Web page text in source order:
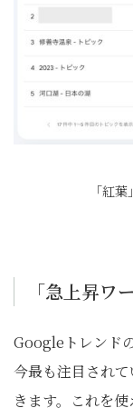
「紅
「急上昇ワ
Googleトレンド
今最も注目され
きます。これを